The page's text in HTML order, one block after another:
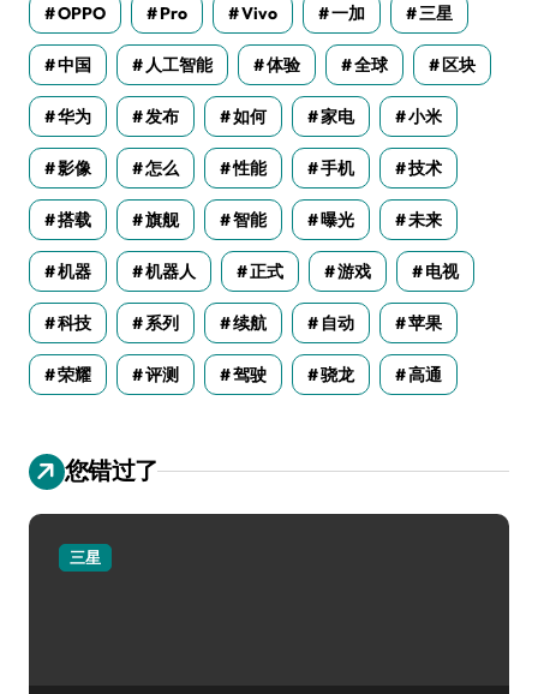
OPPO Pro Vivo 一加 三星
中国 人工智能 体验 全球 区块
华为 发布 如何 家电 小米
影像 怎么 性能 手机 技术
搭载 旗舰 智能 曝光 未来
机器 机器人 正式 游戏 电视
科技 系列 续航 自动 苹果
荣耀 评测 驾驶 骁龙 高通
您错过了
三星